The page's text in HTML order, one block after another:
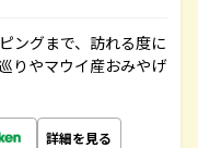
ングまで、訪れる度に
りやマウイ産おみやげ
詳細を見る